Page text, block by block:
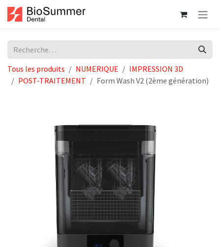
Se rendre au contenu
Tous les produits NUMERIQUE
IMPRESSION 3D
POST-TRAITEMENT
Form Wash V2 (2ème génération)